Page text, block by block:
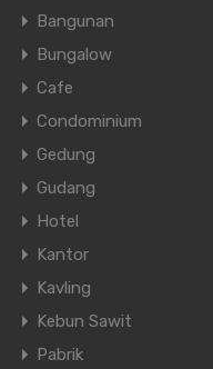
Bangunan
Bungalow
Cafe
Condominium
Gedung
Gudang
Hotel
Kantor
Kavling
Kebun Sawit
Pabrik